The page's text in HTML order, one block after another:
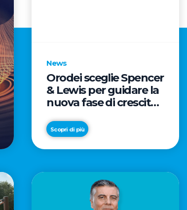
News
Orodei sceglie Spencer
& Lewis per guidare la
nuova fase di crescita
del brand
Scopri di più